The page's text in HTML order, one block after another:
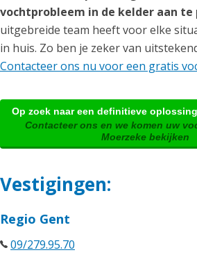
vochtprobleem in de kelder aan te
uitgebreide team heeft voor elke
in huis. Zo ben je zeker van
Contacteer ons nu voor een gratis
Op zoek naar een definitieve
Contacteer ons en we komen uw
Moerzeke bekijken
Vestigingen:
Regio Gent
09/279.95.70